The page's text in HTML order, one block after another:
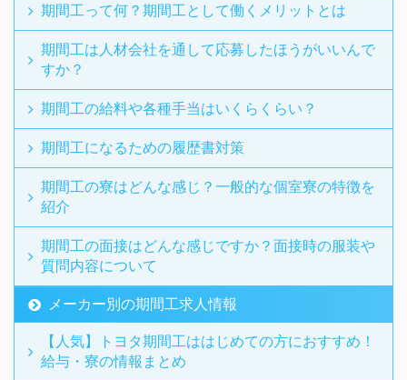
期間工って何？期間工として働くメリットとは
期間工は人材会社を通して応募したほうがいいんで
すか？
期間工の給料や各種手当はいくらくらい？
期間工になるための履歴書対策
期間工の寮はどんな感じ？一般的な個室寮の特徴を
紹介
期間工の面接はどんな感じですか？面接時の服装や
質問内容について
メーカー別の期間工求人情報
【人気】トヨタ期間工ははじめての方におすすめ！
給与・寮の情報まとめ